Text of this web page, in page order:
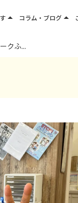
クふ...
arrow_drop_up コラム・ブログarrow_drop_up
事業所ブログ